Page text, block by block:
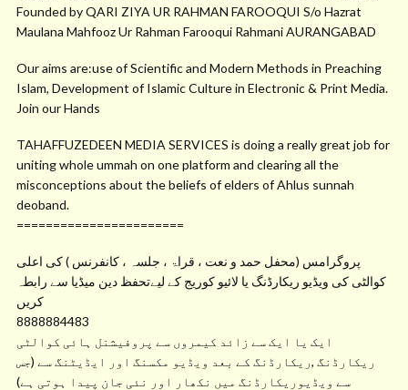
Founded by QARI ZIYA UR RAHMAN FAROOQUI S/o Hazrat
Maulana Mahfooz Ur Rahman Farooqui Rahmani AURANGABAD
Our aims are:use of Scientific and Modern Methods in Preaching
Islam, Development of Islamic Culture in Electronic & Print Media.
Join our Hands
TAHAFFUZEDEEN MEDIA SERVICES is doing a really great job for
uniting whole ummah on one platform and clearing all the
misconceptions about the beliefs of elders of Ahlus sunnah
deoband.
=======================
پروگرامس (محفل حمد و نعت ، قراۃ ، جلسہ ، کانفرنس ) کی اعلی
کوالٹی کی ویڈیو ریکارڈنگ یا لائیو کوریج کے لیےتحفظ دین میڈیا سے رابطہ
کریں
8888884483
ایک یا ایک سے زائد کیمروں سے پروفیشنل ہائی کوالٹی
ریکارڈنگ ,ریکارڈنگ کے بعد ویڈیو مکسنگ اور ایڈیٹنگ سے (جس
سے ویڈیوریکارڈنگ میں نکھار اور نئی جان پیدا ہوتی ہے)